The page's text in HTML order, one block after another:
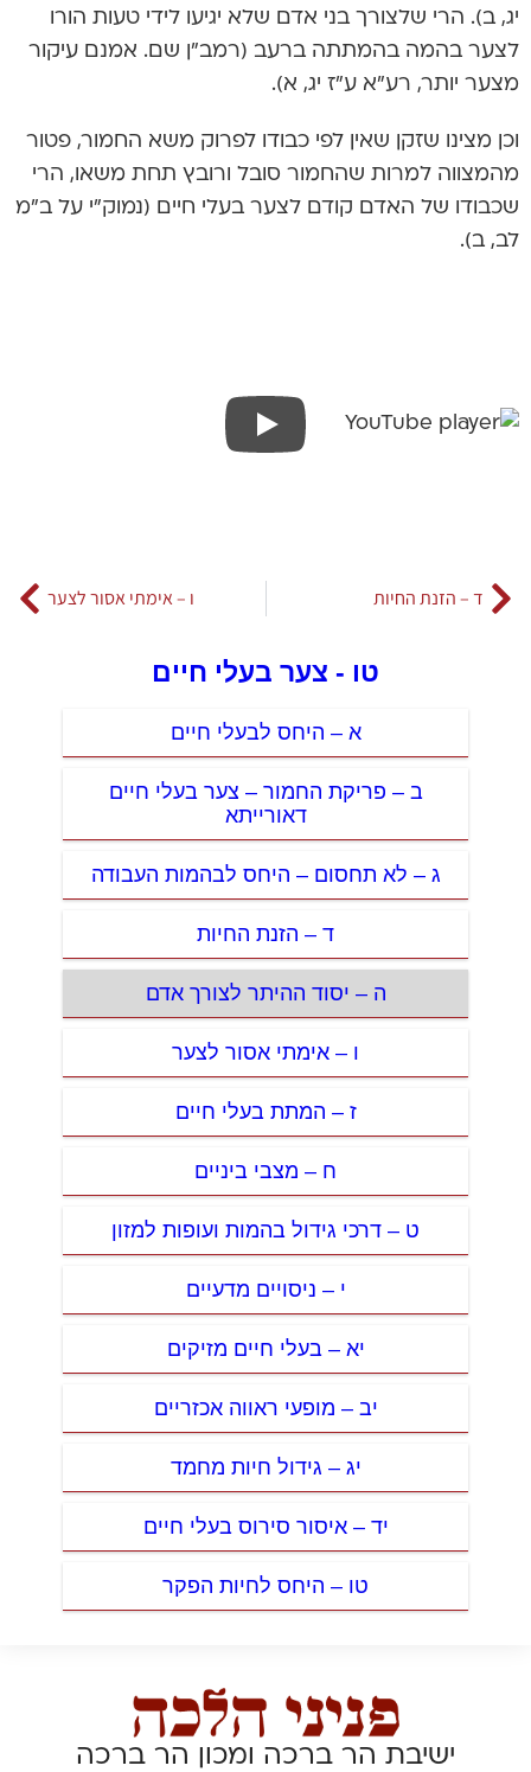
יג, ב). הרי שלצורך בני אדם שלא יגיעו לידי טעות הורו
לצער בהמה בהמתתה ברעב (רמב”ן שם. אמנם עיקור
מצער יותר, רע”א ע”ז יג, א).
וכן מצינו שזקן שאין לפי כבודו לפרוק משא החמור, פטור
מהמצווה למרות שהחמור סובל ורובץ תחת משאו, הרי
שכבודו של האדם קודם לצער בעלי חיים (נמוק”י על ב”מ
לב, ב).
ד – הזנת החיות ו – אימתי אסור לצער
טו - צער בעלי חיים
א – היחס לבעלי חיים
ב – פריקת החמור – צער בעלי חיים
דאורייתא
ג – לא תחסום – היחס לבהמות העבודה
ד – הזנת החיות
ה – יסוד ההיתר לצורך אדם
ו – אימתי אסור לצער
ז – המתת בעלי חיים
ח – מצבי ביניים
ט – דרכי גידול בהמות ועופות למזון
י – ניסויים מדעיים
יא – בעלי חיים מזיקים
יב – מופעי ראווה אכזריים
יג – גידול חיות מחמד
יד – איסור סירוס בעלי חיים
טו – היחס לחיות הפקר
ישיבת הר ברכה ומכון הר ברכה